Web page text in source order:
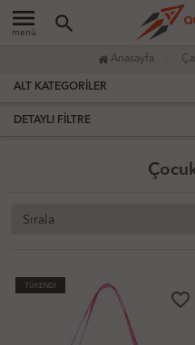
menu
menü search
Anasayfa
ALT KATEGORILER
DETAYLI FILTRE
TÜKENDİ
favorite_border